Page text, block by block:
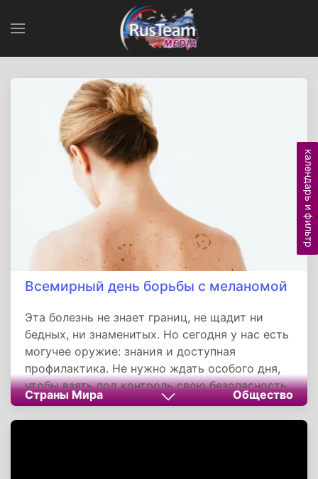
Всемирный день борьбы с меланомой
Эта болезнь не знает границ, не щадит ни
бедных, ни знаменитых. Но сегодня у нас есть
могучее оружие: знания и доступная
профилактика. Не нужно ждать особого дня,
чтобы взять под контроль свою безопасность
— достаточно научиться проверять свои
родинки и сознательно защищать кожу от
Страны Мира Общество
календарь и фильтр